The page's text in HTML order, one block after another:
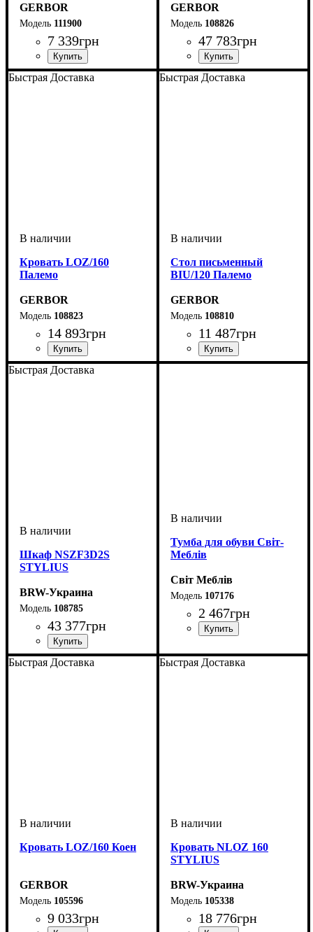
GERBOR
111900
7 339грн
GERBOR
108826
47 783грн
Быстрая Доставка
Кровать LOZ/160
Палемо
GERBOR
108823
14 893грн
Быстрая Доставка
Cтол письменный
BIU/120 Палемо
GERBOR
108810
11 487грн
Быстрая Доставка
Шкаф NSZF3D2S
STYLIUS
BRW-Украина
108785
43 377грн
Тумба для обуви Світ-
Меблів
Світ Меблів
107176
2 467грн
Быстрая Доставка
Кровать LOZ/160 Коен
GERBOR
105596
9 033грн
Быстрая Доставка
Кровать NLOZ 160
STYLIUS
BRW-Украина
105338
18 776грн